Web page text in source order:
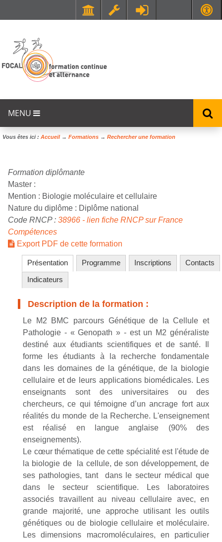
MENU
Vous êtes ici : Accueil→ Formations → Rechercher une formation
Formation diplômante
Master :
Mention : Biologie moléculaire et cellulaire
Nature du diplôme : Diplôme national
Code RNCP : 38966 - lien fiche RNCP sur France
Compétences
Export PDF de cette formation
Présentation Programme Inscriptions
Contacts
Indicateurs
Description de la formation :
Le M2 BMC parcours Génétique de la Cellule et
Pathologie - « Genopath » - est un M2 généraliste
destiné aux étudiants scientifiques et de santé. Il
forme les étudiants à la recherche fondamentale
dans les domaines de la génétique, de la biologie
cellulaire et de leurs applications biomédicales. Les
enseignants sont des universitaires ou des
chercheurs, ce qui témoigne d’un ancrage fort aux
réalités du monde de la Recherche. L'enseignement
est réalisé en langue anglaise (90% des
enseignements).
Le cœur thématique de cette spécialité est l'étude de
la biologie de la cellule, de son développement, de
ses pathologies, tant dans le secteur médical que
dans le secteur scientifique. Les laboratoires
associés travaillent au niveau cellulaire avec, en
grande majorité, une approche utilisant les outils
génétiques ou de biologie cellulaire et moléculaire.
Les dimensions macromoléculaires, en particulier